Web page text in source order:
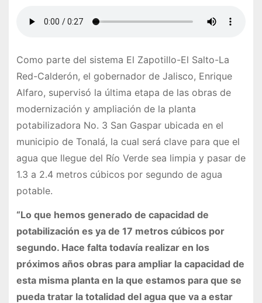
Como parte del sistema El Zapotillo-El Salto-La
Red-Calderón, el gobernador de Jalisco, Enrique
Alfaro, supervisó la última etapa de las obras de
modernización y ampliación de la planta
potabilizadora No. 3 San Gaspar ubicada en el
municipio de Tonalá, la cual será clave para que el
agua que llegue del Río Verde sea limpia y pasar de
1.3 a 2.4 metros cúbicos por segundo de agua
potable.
“Lo que hemos generado de capacidad de
potabilización es ya de 17 metros cúbicos por
segundo. Hace falta todavía realizar en los
próximos años obras para ampliar la capacidad de
esta misma planta en la que estamos para que se
pueda tratar la totalidad del agua que va a estar